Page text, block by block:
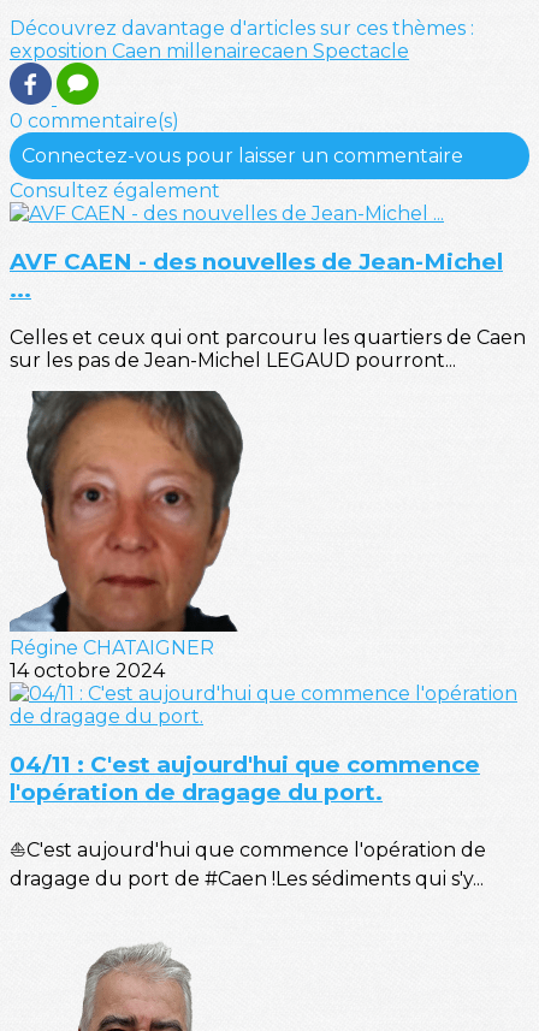
Découvrez davantage d'articles sur ces thèmes :
exposition Caen millenairecaen Spectacle
0 commentaire(s)
Connectez-vous pour laisser un commentaire
Consultez également
AVF CAEN - des nouvelles de Jean-Michel
...
Celles et ceux qui ont parcouru les quartiers de Caen
sur les pas de Jean-Michel LEGAUD pourront...
Régine CHATAIGNER
14 octobre 2024
04/11 : C'est aujourd'hui que commence
l'opération de dragage du port.
⛵C'est aujourd'hui que commence l'opération de
dragage du port de #Caen !Les sédiments qui s'y...